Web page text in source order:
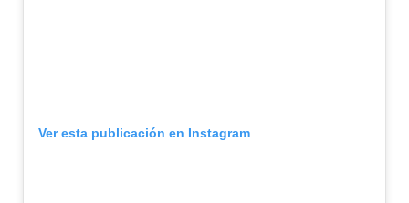
Ver esta publicación en Instagram